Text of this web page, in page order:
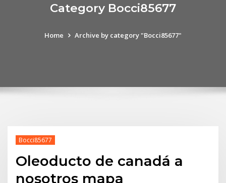
Category Bocci85677
Home Archive by category "Bocci85677"
Bocci85677
Oleoducto de canadá a
nosotros mapa